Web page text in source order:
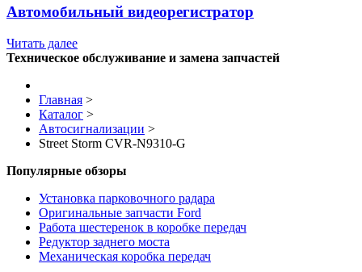
Автомобильный видеорегистратор
Читать далее
Техническое обслуживание и замена запчастей
Главная >
Каталог >
Автосигнализации >
Street Storm CVR-N9310-G
Популярные обзоры
Установка парковочного радара
Оригинальные запчасти Ford
Работа шестеренок в коробке передач
Редуктор заднего моста
Механическая коробка передач